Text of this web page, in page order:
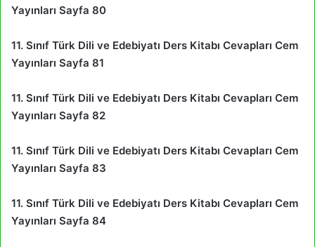
Yayınları Sayfa 80
11. Sınıf Türk Dili ve Edebiyatı Ders Kitabı Cevapları Cem
Yayınları Sayfa 81
11. Sınıf Türk Dili ve Edebiyatı Ders Kitabı Cevapları Cem
Yayınları Sayfa 82
11. Sınıf Türk Dili ve Edebiyatı Ders Kitabı Cevapları Cem
Yayınları Sayfa 83
11. Sınıf Türk Dili ve Edebiyatı Ders Kitabı Cevapları Cem
Yayınları Sayfa 84